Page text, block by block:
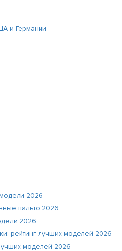
и Германии
2026
пальто 2026
2026
рейтинг лучших моделей 2026
моделей 2026